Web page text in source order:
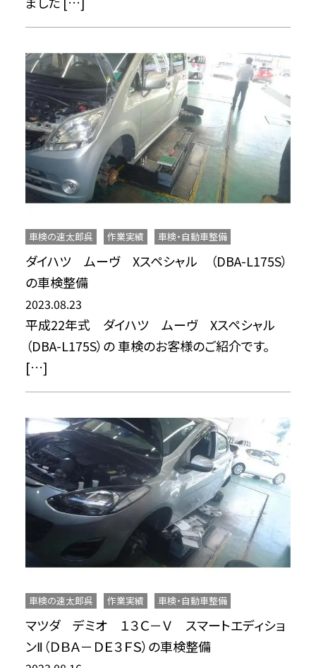
車検の速太郎呉 作業実績 車検・自動車整備
ダイハツ ムーヴ Xスペシャル （DBA-L175S）
の車検整備
2023.08.23
平成22年式 ダイハツ ムーヴ Xスペシャル
（DBA-L175S）の 車検のお客様のご紹介です。
[…]
車検の速太郎呉 作業実績 車検・自動車整備
マツダ デミオ １３Ｃ－Ｖ スマートエディショ
ンⅡ（ＤＢＡ－ＤＥ３ＦＳ）の車検整備